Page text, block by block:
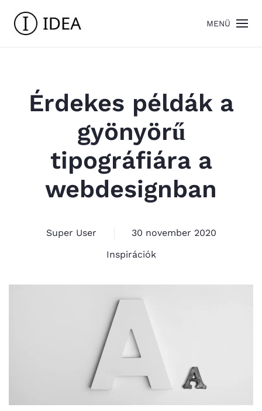
MENÜ
Érdekes példák a
gyönyörű
tipográfiára a
webdesignban
Super User
30 november 2020
Inspirációk